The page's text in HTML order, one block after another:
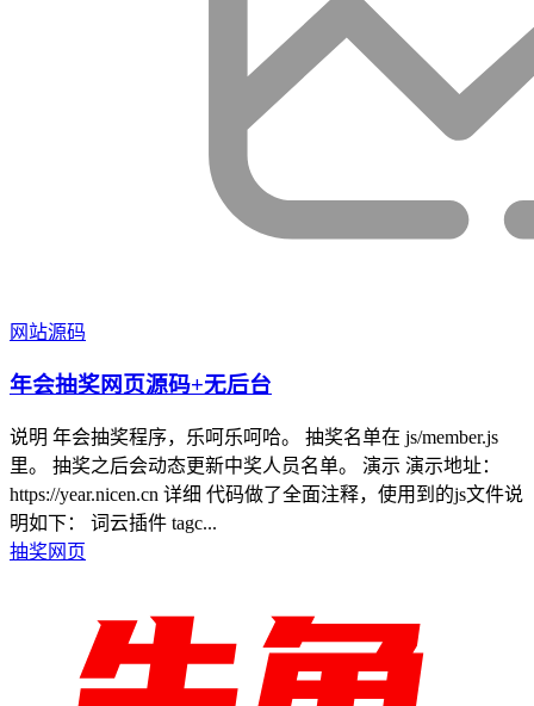
网站源码
年会抽奖网页源码+无后台
说明 年会抽奖程序，乐呵乐呵哈。 抽奖名单在 js/member.js
里。 抽奖之后会动态更新中奖人员名单。 演示 演示地址：
https://year.nicen.cn 详细 代码做了全面注释，使用到的js文件说
明如下： 词云插件 tagc...
抽奖网页